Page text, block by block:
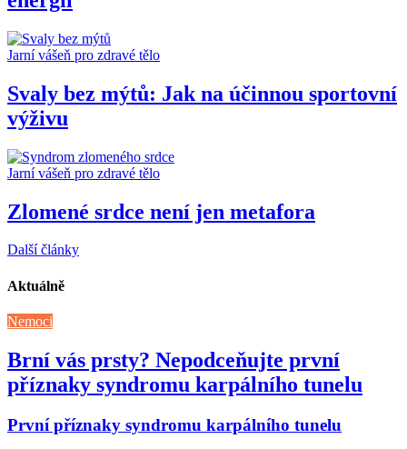
Jarní vášeň pro zdravé tělo
Svaly bez mýtů: Jak na účinnou sportovní
výživu
Jarní vášeň pro zdravé tělo
Zlomené srdce není jen metafora
Další články
Aktuálně
Nemoci
Brní vás prsty? Nepodceňujte první
příznaky syndromu karpálního tunelu
První příznaky syndromu karpálního tunelu